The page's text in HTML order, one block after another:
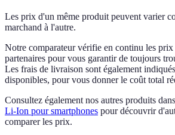
Les prix d'un même produit peuvent varier
marchand à l'autre.
Notre comparateur vérifie en continu les prix
partenaires pour vous garantir de toujours
Les frais de livraison sont également
disponibles, pour vous donner le coût total
Consultez également nos autres produits
Li-Ion pour smartphones pour découvrir
comparer les prix.